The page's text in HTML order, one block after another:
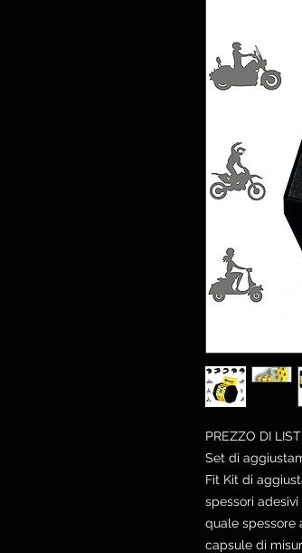
PREZZO DI
Set di
Fit Kit di
spessori
quale spessore
capsule di